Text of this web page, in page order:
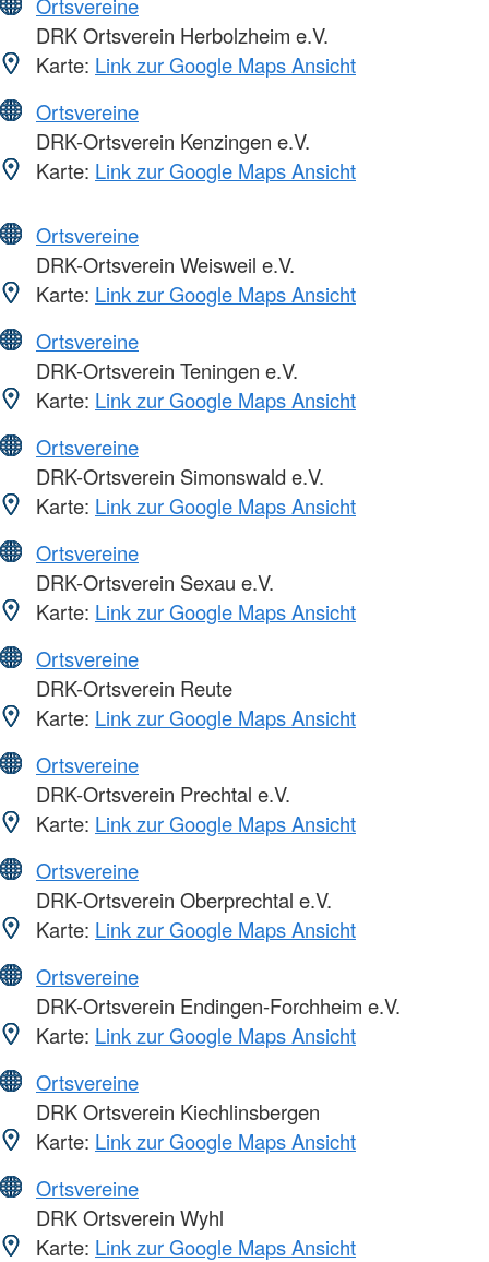
DRK Ortsverein Herbolzheim e.V.
Karte: Link zur Google Maps Ansicht
Ortsvereine
DRK-Ortsverein Kenzingen e.V.
Karte: Link zur Google Maps Ansicht
Ortsvereine
DRK-Ortsverein Weisweil e.V.
Karte: Link zur Google Maps Ansicht
Ortsvereine
DRK-Ortsverein Teningen e.V.
Karte: Link zur Google Maps Ansicht
Ortsvereine
DRK-Ortsverein Simonswald e.V.
Karte: Link zur Google Maps Ansicht
Ortsvereine
DRK-Ortsverein Sexau e.V.
Karte: Link zur Google Maps Ansicht
Ortsvereine
DRK-Ortsverein Reute
Karte: Link zur Google Maps Ansicht
Ortsvereine
DRK-Ortsverein Prechtal e.V.
Karte: Link zur Google Maps Ansicht
Ortsvereine
DRK-Ortsverein Oberprechtal e.V.
Karte: Link zur Google Maps Ansicht
Ortsvereine
DRK-Ortsverein Endingen-Forchheim e.V.
Karte: Link zur Google Maps Ansicht
Ortsvereine
DRK Ortsverein Kiechlinsbergen
Karte: Link zur Google Maps Ansicht
Ortsvereine
DRK Ortsverein Wyhl
Karte: Link zur Google Maps Ansicht